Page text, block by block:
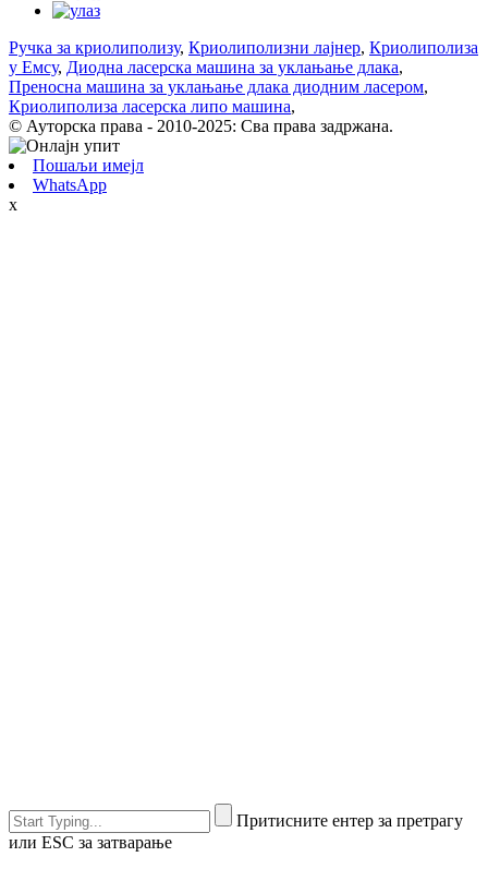
Ручка за криолиполизу, Криолиполизни лајнер, Криолиполиза
у Емсу, Диодна ласерска машина за уклањање длака,
Преносна машина за уклањање длака диодним ласером,
Криолиполиза ласерска липо машина,
© Ауторска права - 2010-2025: Сва права задржана.
Пошаљи имејл
WhatsApp
x
Притисните ентер за претрагу
или ESC за затварање